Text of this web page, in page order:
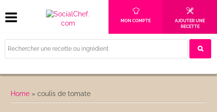
MON COMPTE
AJOUTER UNE
RECETTE
Home »coulis de tomate